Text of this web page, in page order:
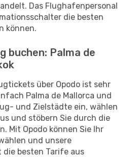
Das Flughafenpersonal
die besten
können.
buchen: Palma de
über Opodo ist sehr
Palma de Mallorca und
und Zielstädte ein, wählen
und stöbern Sie durch die
Mit Opodo können Sie Ihr
und unsere
besten Tarife aus